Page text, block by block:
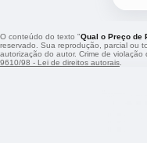
O conteúdo do texto "Qual o Preço de
reservado. Sua reprodução, parcial ou
autorização do autor. Crime de
9610/98 - Lei de direitos autorais